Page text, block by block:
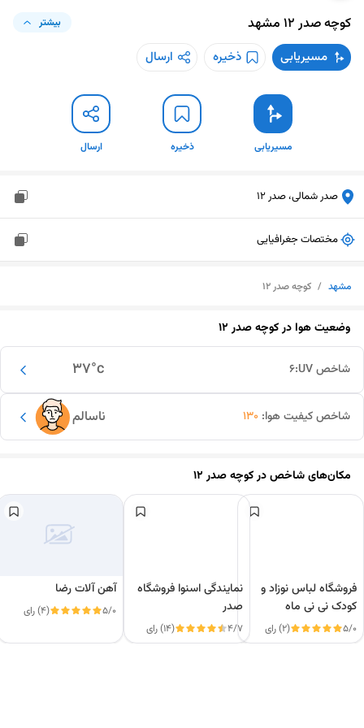
کوچه صدر 12 مشهد بیشتر
مسیریابی ذخیره ارسال
مسیریابی ذخیره ارسال
صدر شمالی، صدر 12
مختصات جغرافیایی
مشهد / کوچه صدر 12
وضعیت هوا درکوچه صدر 12
37°c شاخص UV: 6
ناسالم شاخص کیفیت هوا: 130
مکان‌های شاخص درکوچه صدر 12
فروشگاه لباس نوزاد و
کودک نی نی ماه
5/0 (2) رای
نمایندگی اسنوا فروشگاه
صدر
4/7 (14) رای
آهن آلات رضا
5/0 (4) رای